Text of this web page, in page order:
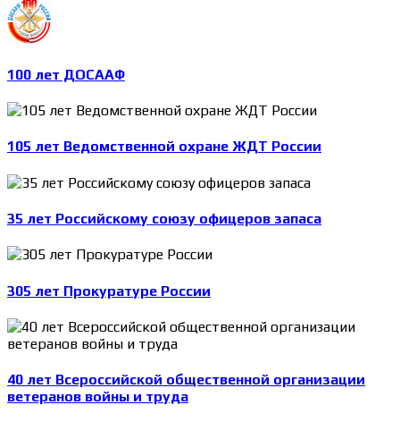
100 лет ДОСААФ
105 лет Ведомственной охране ЖДТ России
35 лет Российскому союзу офицеров запаса
305 лет Прокуратуре России
40 лет Всероссийской общественной организации
ветеранов войны и труда